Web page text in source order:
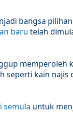
bangsa
baru telah
memperoleh
seperti kain
semula untuk